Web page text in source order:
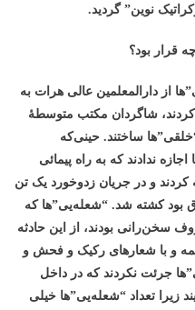
نوین” گردید.
قرار بود؟
از دارالمعلمین عالی هرات به
شاگردان مکتب متوسطۀ
‌ساختند. حینی‌که
ندادند که به راه پیمائی
کردند و در جریان زدوخورد یک تن
بود کشته ‌شد. “شعله‌یی”ها که
سخن‌رانی بودند، از این حادثه
و با شعارهای رکیک و فحش و
جرئت نکردند که در داخل
زیرا تعداد “شعله‌یی”ها خیلی